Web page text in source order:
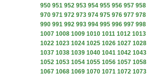
950 951 952 953 954 955 956 957 958
970 971 972 973 974 975 976 977 978
990 991 992 993 994 995 996 997 998
1007 1008 1009 1010 1011 1012 1013
1022 1023 1024 1025 1026 1027 1028
1037 1038 1039 1040 1041 1042 1043
1052 1053 1054 1055 1056 1057 1058
1067 1068 1069 1070 1071 1072 1073